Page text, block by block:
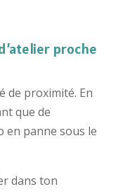
proche
de proximité. En
que de
en panne sous le
dans ton